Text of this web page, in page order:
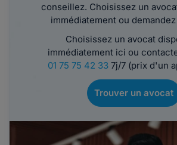
conseillez. Choisissez un
immédiatement ou
Choisissez un avocat
immédiatement ici ou
01 75 75 42 337j/7 (prix d'un
Trouver un avocat